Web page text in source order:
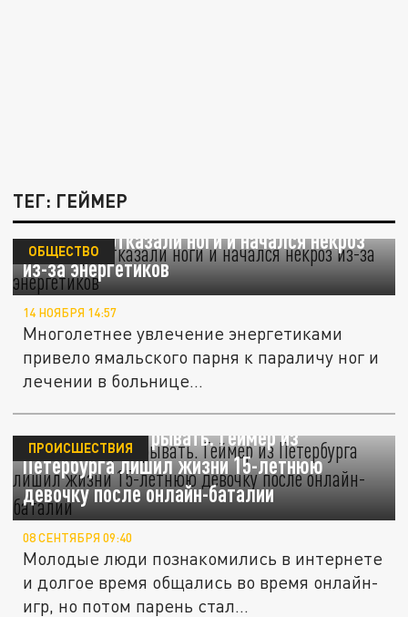
ТЕГ: ГЕЙМЕР
У геймера отказали ноги и начался некроз
из-за энергетиков
ОБЩЕСТВО
14 НОЯБРЯ 14:57
Многолетнее увлечение энергетиками
привело ямальского парня к параличу ног и
лечении в больнице...
Не любил проигрывать. Геймер из
Петербурга лишил жизни 15-летнюю
девочку после онлайн-баталии
ПРОИСШЕСТВИЯ
08 СЕНТЯБРЯ 09:40
Молодые люди познакомились в интернете
и долгое время общались во время онлайн-
игр, но потом парень стал...